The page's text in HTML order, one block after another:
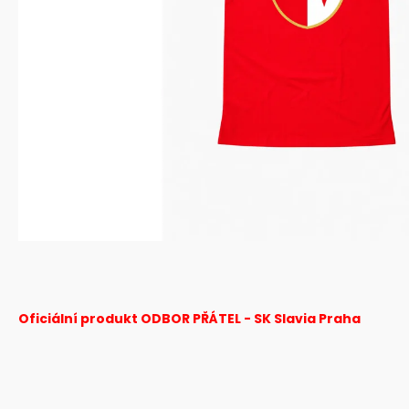
Oficiální produkt ODBOR PŘÁTEL - SK Slavia Praha